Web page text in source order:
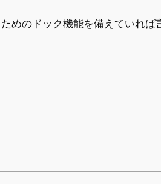
めのドック機能を備えていれば